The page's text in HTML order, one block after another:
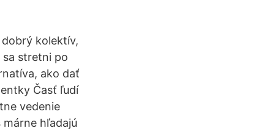
kolektív,
sa stretni po
ako dať
Časť ľudí
vedenie
hľadajú